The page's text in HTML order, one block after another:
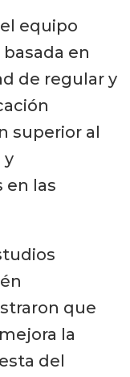
equipo
en
de regular y
superior al
y
en las
que
la
del